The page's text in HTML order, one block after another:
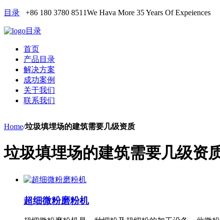
目录 +86 180 3780 8511We Hava More 35 Years Of Expeiences
目录
首页
产品目录
解决方案
成功案例
关于我们
联系我们
Home/垃圾填埋场的建筑需要几级资质
垃圾填埋场的建筑需要几级资
超细微粉磨粉机